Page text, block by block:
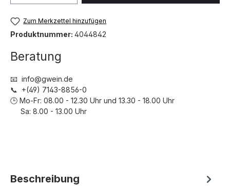
Zum Merkzettel hinzufügen
Produktnummer: 4044842
Beratung
📧 info@gwein.de
📞 +(49) 7143-8856-0
🕒 Mo-Fr: 08.00 - 12.30 Uhr und 13.30 - 18.00 Uhr
Sa: 8.00 - 13.00 Uhr
Beschreibung